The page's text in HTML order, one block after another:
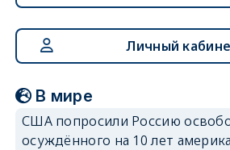
Личный
В мире
США попросили Россию
осуждённого на 10 лет